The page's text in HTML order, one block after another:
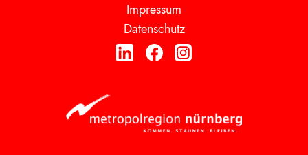
Impressum
Datenschutz